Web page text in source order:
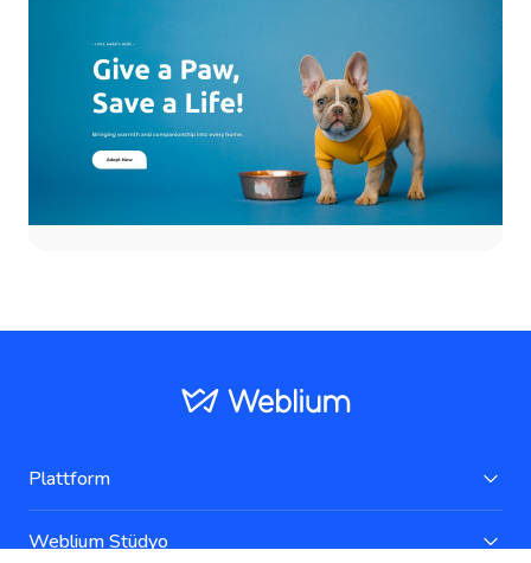
Plattform
Weblium Stüdyo